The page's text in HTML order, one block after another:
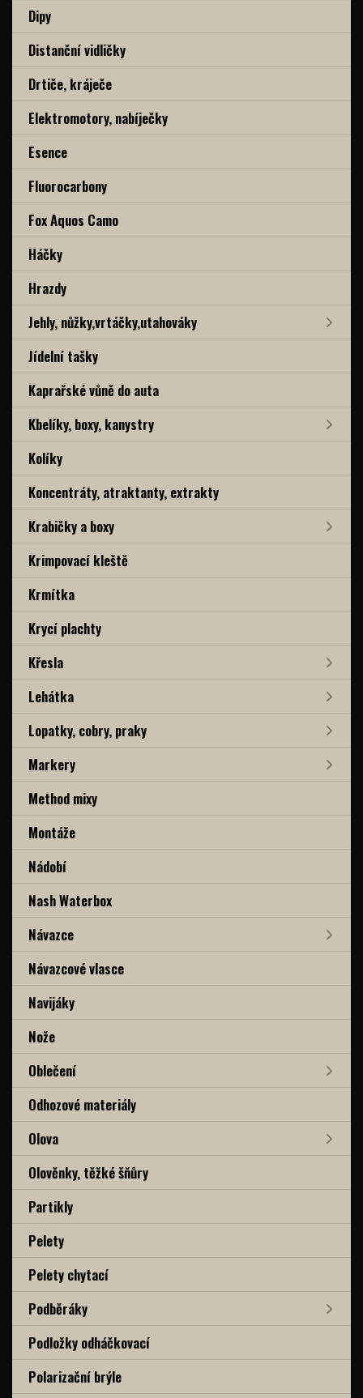
Dipy
Distanční vidličky
Drtiče, kráječe
Elektromotory, nabíječky
Esence
Fluorocarbony
Fox Aquos Camo
Háčky
Hrazdy
Jehly, nůžky,vrtáčky,utahováky
Jídelní tašky
Kaprařské vůně do auta
Kbelíky, boxy, kanystry
Kolíky
Koncentráty, atraktanty, extrakty
Krabičky a boxy
Krimpovací kleště
Krmítka
Krycí plachty
Křesla
Lehátka
Lopatky, cobry, praky
Markery
Method mixy
Montáže
Nádobí
Nash Waterbox
Návazce
Návazcové vlasce
Navijáky
Nože
Oblečení
Odhozové materiály
Olova
Olověnky, těžké šňůry
Partikly
Pelety
Pelety chytací
Podběráky
Podložky odháčkovací
Polarizační brýle